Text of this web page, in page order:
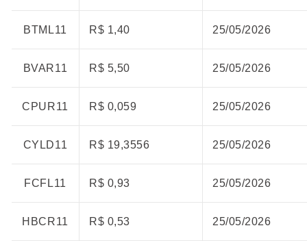
BTML11 R$ 1,40 25/05/2026
BVAR11 R$ 5,50 25/05/2026
CPUR11 R$ 0,059 25/05/2026
CYLD11 R$ 19,3556 25/05/2026
FCFL11 R$ 0,93 25/05/2026
HBCR11 R$ 0,53 25/05/2026